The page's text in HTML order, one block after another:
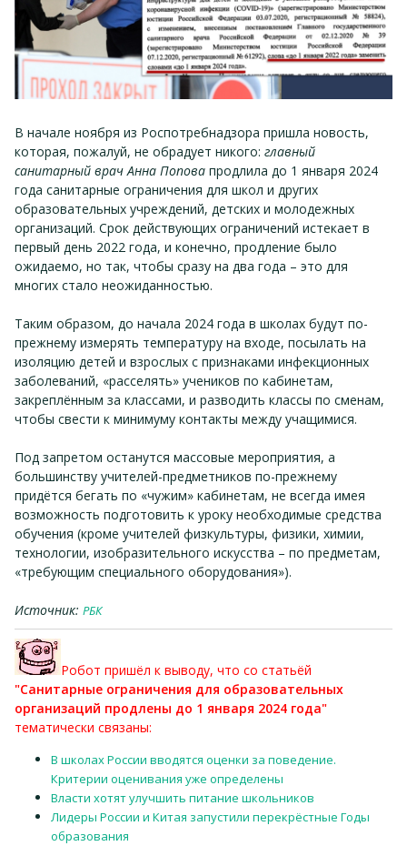
В начале ноября из Роспотребнадзора пришла новость,
которая, пожалуй, не обрадует никого: главный
санитарный врач Анна Попова продлила до 1 января 2024
года санитарные ограничения для школ и других
образовательных учреждений, детских и молодежных
организаций. Срок действующих ограничений истекает в
первый день 2022 года, и конечно, продление было
ожидаемо, но так, чтобы сразу на два года – это для
многих стало неожиданностью.
Таким образом, до начала 2024 года в школах будут по-
прежнему измерять температуру на входе, посылать на
изоляцию детей и взрослых с признаками инфекционных
заболеваний, «расселять» учеников по кабинетам,
закреплённым за классами, и разводить классы по сменам,
чтобы свести к минимуму контакты между учащимися.
Под запретом останутся массовые мероприятия, а
большинству учителей-предметников по-прежнему
придётся бегать по «чужим» кабинетам, не всегда имея
возможность подготовить к уроку необходимые средства
обучения (кроме учителей физкультуры, физики, химии,
технологии, изобразительного искусства – по предметам,
«требующим специального оборудования»).
Источник: РБК
Робот пришёл к выводу, что со статьёй
"Санитарные ограничения для образовательных
организаций продлены до 1 января 2024 года"
тематически связаны:
В школах России вводятся оценки за поведение.
Критерии оценивания уже определены
Власти хотят улучшить питание школьников
Лидеры России и Китая запустили перекрёстные Годы
образования